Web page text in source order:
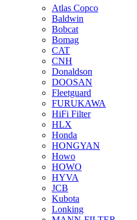
Atlas Copco
Baldwin
Bobcat
Bomag
CAT
CNH
Donaldson
DOOSAN
Fleetguard
FURUKAWA
HiFi Filter
HLX
Honda
HONGYAN
Howo
HOWO
HYVA
JCB
Kubota
Lonking